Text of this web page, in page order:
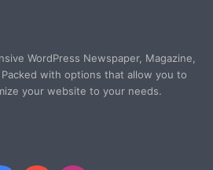
WordPress Newspaper, Magazine,
with options that allow you to
your website to your needs.